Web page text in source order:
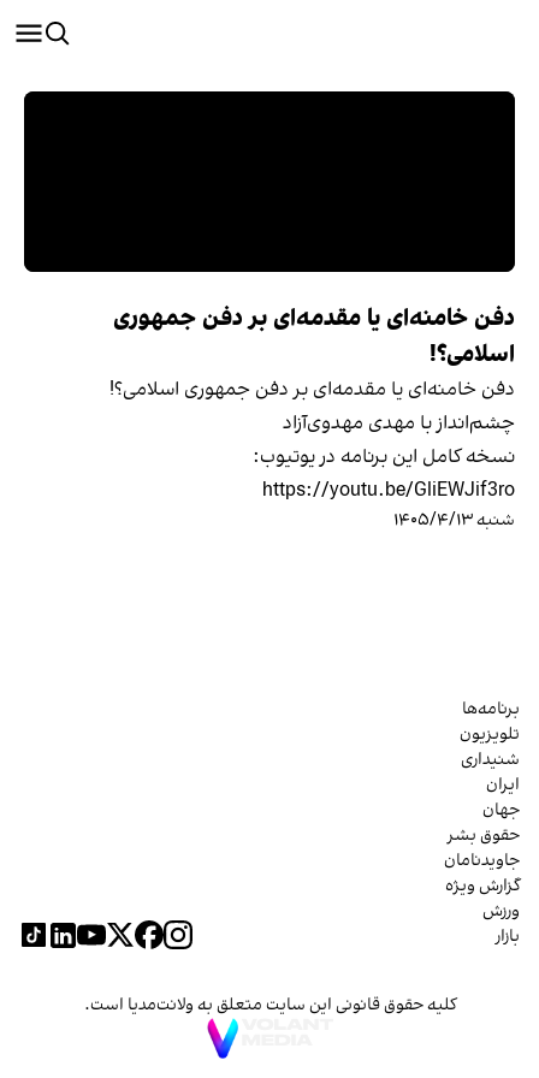
دفن خامنه‌ای یا مقدمه‌ای بر دفن جمهوری
اسلامی؟!
دفن خامنه‌ای یا مقدمه‌ای بر دفن جمهوری اسلامی؟!
چشم‌انداز با مهدی مهدوی‌آزاد
نسخه کامل این برنامه در یوتیوب:
https://youtu.be/GliEWJif3ro
شنبه ۱۴۰۵/۴/۱۳
برنامه‌ها
تلویزیون
شنیداری
ایران
جهان
حقوق بشر
جاویدنامان
گزارش ویژه
ورزش
بازار
کلیه حقوق قانونی این سایت متعلق به ولانت‌مدیا است.